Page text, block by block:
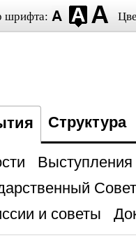
шрифта:
Структура
Совет
и советы